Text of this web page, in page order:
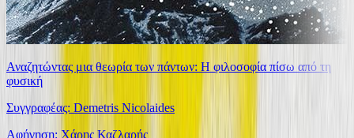
Αναζητώντας μια θεωρία των πάντων: Η φιλοσοφία πίσω από τη
φυσική
Συγγραφέας: Demetris Nicolaides
Αφήγηση: Χάρης Καζλαρής